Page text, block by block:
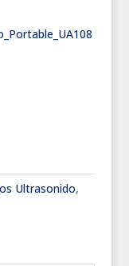
Ultrasonido,